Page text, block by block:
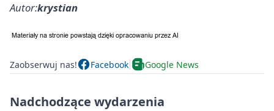
Autor:krystian
Zaobserwuj nas! Facebook Google News
Nadchodzące wydarzenia